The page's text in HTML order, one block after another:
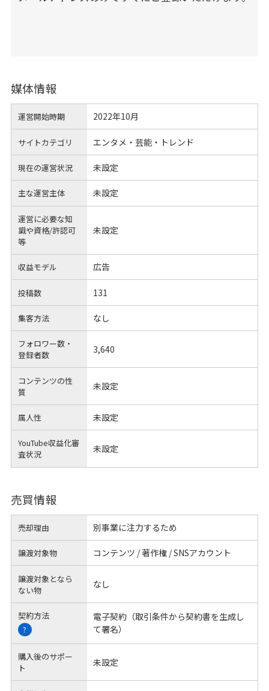
媒体情報
運営開始時期 2022年10月
サイトカテゴリ エンタメ・芸能・トレンド
現在の運営状況 未設定
主な運営主体 未設定
運営に必要な知
識や資格/許認可
等
未設定
収益モデル 広告
投稿数 131
集客方法 なし
フォロワー数・
登録者数
3,640
コンテンツの性
質
未設定
属人性 未設定
YouTube収益化審
査状況
未設定
売買情報
売却理由 別事業に注力するため
譲渡対象物 コンテンツ / 著作権 / SNSアカウント
譲渡対象となら
ない物
なし
契約方法
?
電子契約（取引条件から契約書を生成し
て署名）
購入後のサポー
ト
未設定